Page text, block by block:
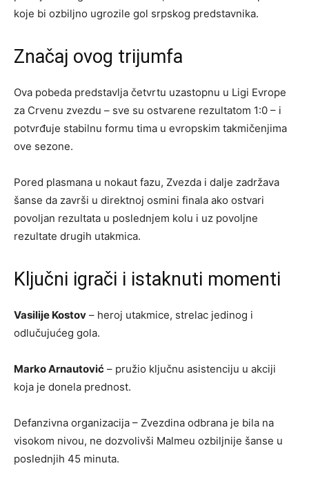
koje bi ozbiljno ugrozile gol srpskog predstavnika.
Značaj ovog trijumfa
Ova pobeda predstavlja četvrtu uzastopnu u Ligi Evrope
za Crvenu zvezdu – sve su ostvarene rezultatom 1:0 – i
potvrđuje stabilnu formu tima u evropskim takmičenjima
ove sezone.
Pored plasmana u nokaut fazu, Zvezda i dalje zadržava
šanse da završi u direktnoj osmini finala ako ostvari
povoljan rezultata u poslednjem kolu i uz povoljne
rezultate drugih utakmica.
Ključni igrači i istaknuti momenti
Vasilije Kostov – heroj utakmice, strelac jedinog i
odlučujućeg gola.
Marko Arnautović – pružio ključnu asistenciju u akciji
koja je donela prednost.
Defanzivna organizacija – Zvezdina odbrana je bila na
visokom nivou, ne dozvolivši Malmeu ozbiljnije šanse u
poslednjih 45 minuta.